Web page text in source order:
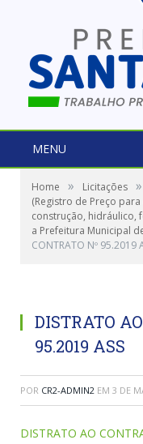
MENU
Home » Licitações »
(Registro de Preço
construção, hidráulico,
a Prefeitura Municipal
CONTRATO Nº 95.2019
DISTRATO
95.2019 ASS
POR CR2-ADMIN2 EM 3 DE
DISTRATO AO